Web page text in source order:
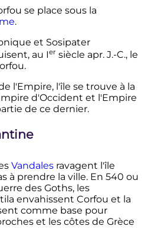
se place sous la
.
et Sosipater
au Iersiècle apr. J.-C., le
l'Empire, l'île se trouve à la
d'Occident et l'Empire
de ce dernier.
Vandalesravagent l'île
à prendre la ville. En 540 ou
des Goths, les
envahissent Corfou et la
comme base pour
et les côtes de Grèce